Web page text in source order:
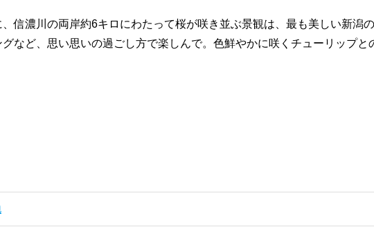
信濃川の両岸約6キロにわたって桜が咲き並ぶ景観は、最も美しい新潟
など、思い思いの過ごし方で楽しんで。色鮮やかに咲くチューリップと